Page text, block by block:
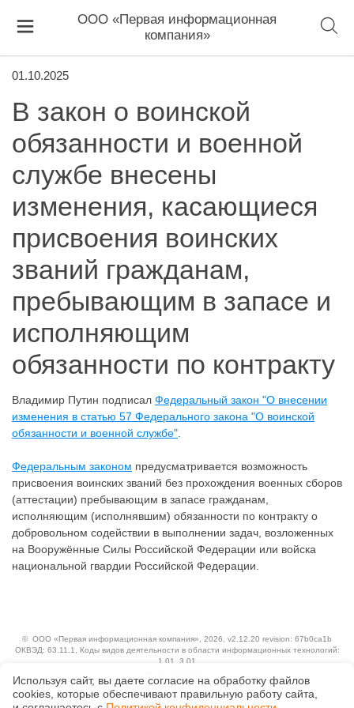
ООО «Первая информационная
компания»
01.10.2025
В закон о воинской
обязанности и военной
службе внесены
изменения, касающиеся
присвоения воинских
званий гражданам,
пребывающим в запасе и
исполняющим
обязанности по контракту
Владимир Путин подписал Федеральный закон "О внесении
изменения в статью 57 Федерального закона "О воинской
обязанности и военной службе"
Федеральным законом предусматривается возможность
присвоения воинских званий без прохождения военных сборов
(аттестации) пребывающим в запасе гражданам,
исполняющим (исполнявшим) обязанности по контракту о
добровольном содействии в выполнении задач, возложенных
на Вооружённые Силы Российской Федерации или войска
национальной гвардии Российской Федерации.
© ООО «Первая информационная компания» , 2026, v2.12.20 revision: 67b0ca1b
ОКВЭД: 63.11.1, Коды видов деятельности в области информационных технологий:
1.01, 3.01
Технологии
Исключительные авторские и смежные права принадлежат АО «Кодекс».
Используя сайт, вы даете согласие на обработку файлов
сооkiеs, которые обеспечивают правильную работу сайта,